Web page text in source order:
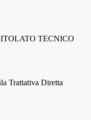
TECNICO
Trattativa Diretta